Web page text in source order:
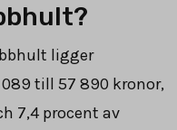
ligger
till 57 890 kronor,
7,4 procent av